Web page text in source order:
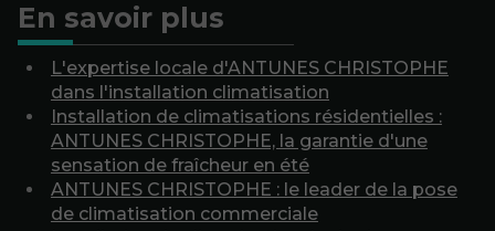
En savoir plus
L'expertise locale d'ANTUNES CHRISTOPHE
dans l'installation climatisation
Installation de climatisations résidentielles :
ANTUNES CHRISTOPHE, la garantie d'une
sensation de fraîcheur en été
ANTUNES CHRISTOPHE : le leader de la pose
de climatisation commerciale